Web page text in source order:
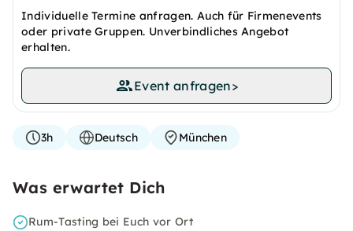
Individuelle Termine anfragen. Auch für Firmenevents
oder private Gruppen. Unverbindliches Angebot
erhalten.
Event anfragen>
3h Deutsch München
Was erwartet Dich
Rum-Tasting bei Euch vor Ort